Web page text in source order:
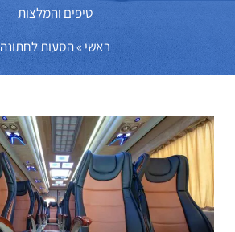
טיפים והמלצות
ראשי »הסעות לחתונה
מונית
גדולה
VIP